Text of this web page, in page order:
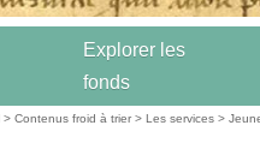
Explorer les
fonds
>Contenus froid à trier >Les services >